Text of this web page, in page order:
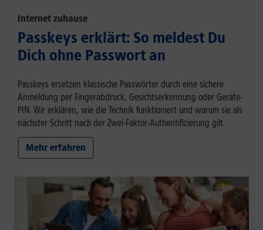
Internet zuhause
Passkeys erklärt: So meldest Du
Dich ohne Passwort an
Passkeys ersetzen klassische Passwörter durch eine sichere
Anmeldung per Fingerabdruck, Gesichtserkennung oder Geräte-
PIN. Wir erklären, wie die Technik funktioniert und warum sie als
nächster Schritt nach der Zwei-Faktor-Authentifizierung gilt.
Mehr erfahren